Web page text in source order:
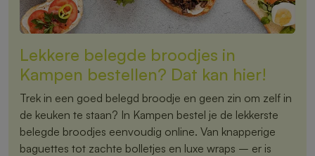
Lekkere belegde broodjes in
Kampen bestellen? Dat kan hier!
Trek in een goed belegd broodje en geen zin om zelf in
de keuken te staan? In Kampen bestel je de lekkerste
belegde broodjes eenvoudig online. Van knapperige
baguettes tot zachte bolletjes en luxe wraps – er is